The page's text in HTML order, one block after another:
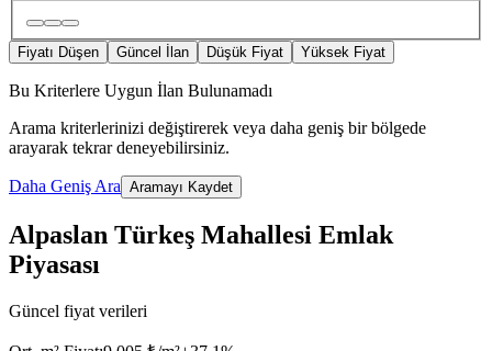
Fiyatı Düşen Güncel İlan Düşük Fiyat Yüksek Fiyat
Bu Kriterlere Uygun İlan Bulunamadı
Arama kriterlerinizi değiştirerek veya daha geniş bir bölgede
arayarak tekrar deneyebilirsiniz.
Daha Geniş Ara Aramayı Kaydet
Alpaslan Türkeş Mahallesi Emlak
Piyasası
Güncel fiyat verileri